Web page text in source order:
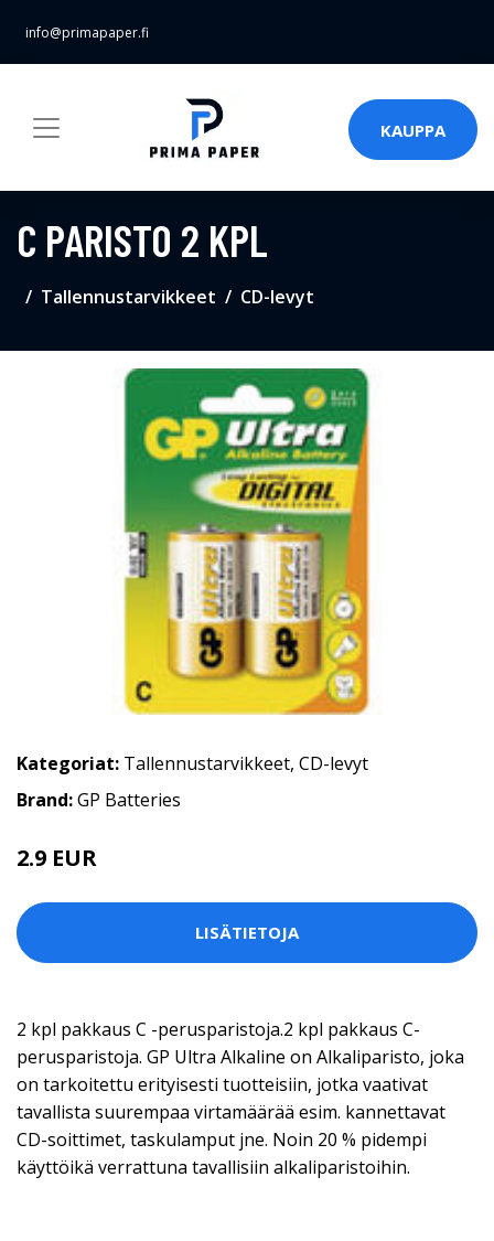
info@primapaper.fi
KAUPPA
C PARISTO 2 KPL
Tallennustarvikkeet CD-levyt
Kategoriat: Tallennustarvikkeet, CD-levyt
Brand:GP Batteries
2.9 EUR
LISÄTIETOJA
2 kpl pakkaus C -perusparistoja.2 kpl pakkaus C-
perusparistoja. GP Ultra Alkaline on Alkaliparisto, joka
on tarkoitettu erityisesti tuotteisiin, jotka vaativat
tavallista suurempaa virtamäärää esim. kannettavat
CD-soittimet, taskulamput jne. Noin 20 % pidempi
käyttöikä verrattuna tavallisiin alkaliparistoihin.